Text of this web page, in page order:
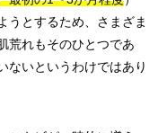
うとするため、さまざま
荒れもそのひとつであ
ないというわけではあり